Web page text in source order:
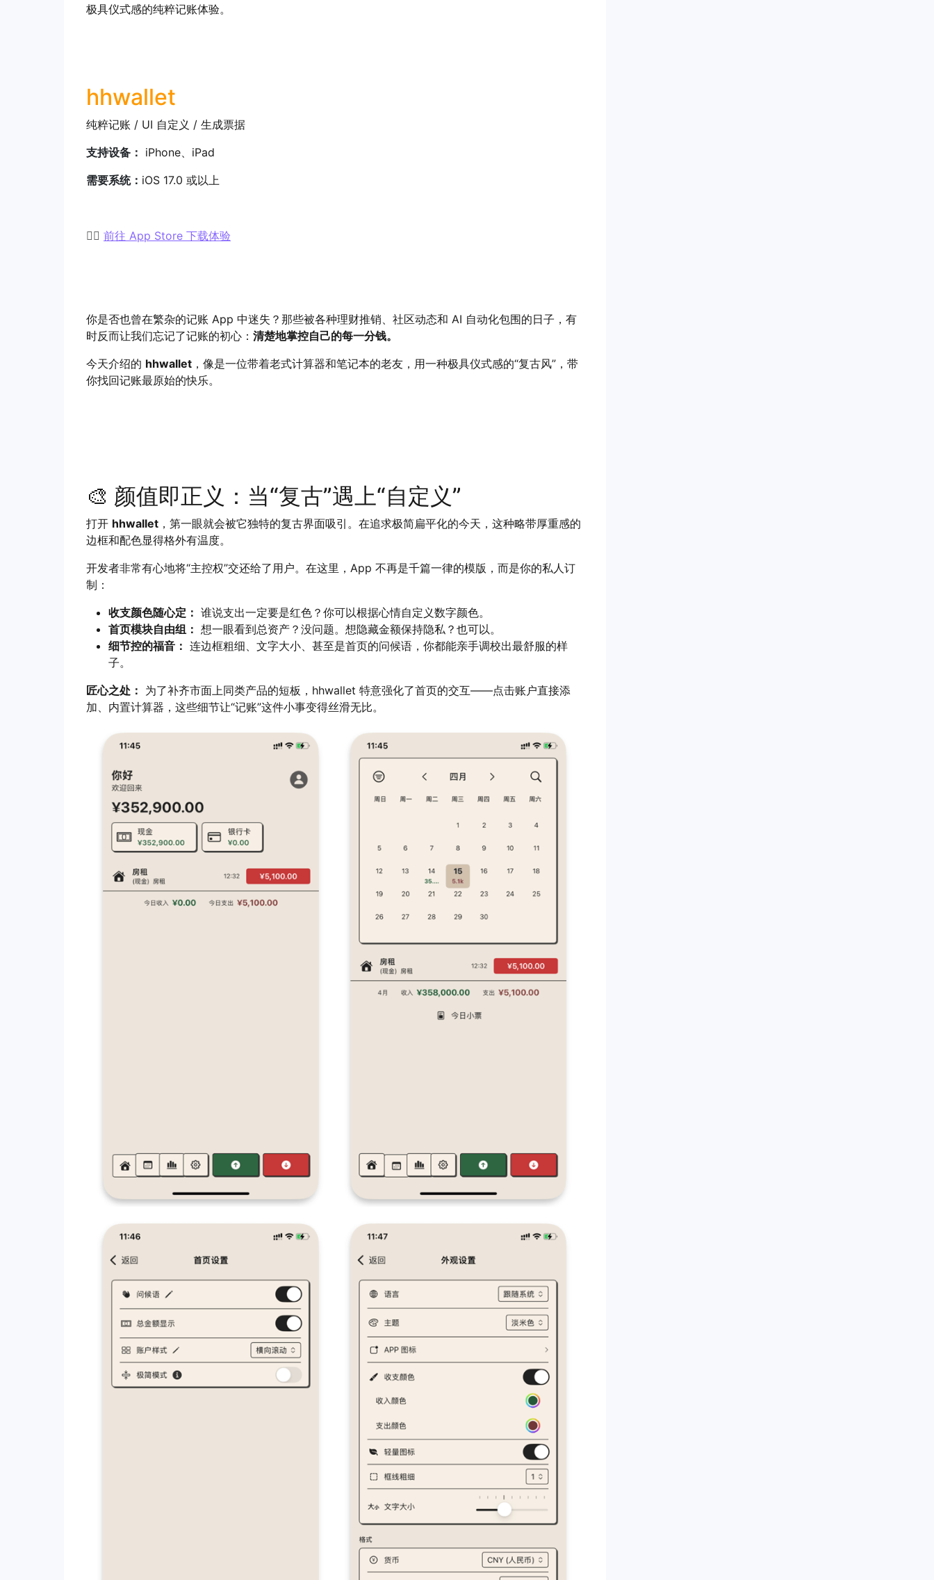
极具仪式感的纯粹记账体验。
hhwallet
纯粹记账 / UI 自定义 / 生成票据
支持设备： iPhone、iPad
需要系统： iOS 17.0 或以上
👉🏻 前往 App Store 下载体验
你是否也曾在繁杂的记账 App 中迷失？那些被各种理财推销、社区动态和 AI 自动化包围的日子，有
时反而让我们忘记了记账的初心： 清楚地掌控自己的每一分钱。
今天介绍的 hhwallet ，像是一位带着老式计算器和笔记本的老友，用一种极具仪式感的“复古风”，带
你找回记账最原始的快乐。
🎨 颜值即正义：当“复古”遇上“自定义”
打开 hhwallet ，第一眼就会被它独特的复古界面吸引。在追求极简扁平化的今天，这种略带厚重感的
边框和配色显得格外有温度。
开发者非常有心地将“主控权”交还给了用户。在这里，App 不再是千篇一律的模版，而是你的私人订
制：
收支颜色随心定： 谁说支出一定要是红色？你可以根据心情自定义数字颜色。
首页模块自由组： 想一眼看到总资产？没问题。想隐藏金额保持隐私？也可以。
细节控的福音： 连边框粗细、文字大小、甚至是首页的问候语，你都能亲手调校出最舒服的样
子。
匠心之处： 为了补齐市面上同类产品的短板，hhwallet 特意强化了首页的交互——点击账户直接添
加、内置计算器，这些细节让“记账”这件小事变得丝滑无比。